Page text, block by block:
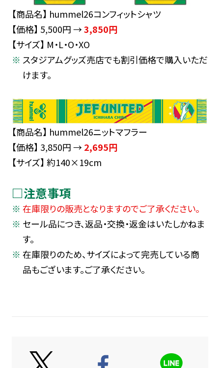
【商品名】 hummel26コンフィットシャツ
【価格】 5,500円 →3,850円
【サイズ】 M・L・O・XO
スタジアムグッズ売店でも割引価格で購入いただ
けます。
【商品名】 hummel26ニットマフラー
【価格】 3,850円 → 2,695円
【サイズ】 約140×19cm
□注意事項
在庫限りの販売となりますのでご了承ください。
セール品につき、返品・交換・返金はいたしかねま
す。
在庫限りのため、サイズによって完売している商
品もございます。ご了承ください。